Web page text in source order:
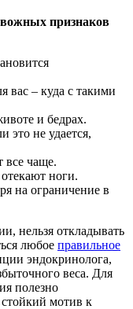
признаков
вас – куда с такими
и бедрах.
это не удается,
все чаще.
ноги.
на ограничение в
нельзя откладывать
любое правильное
эндокринолога,
веса. Для
полезно
стойкий мотив к